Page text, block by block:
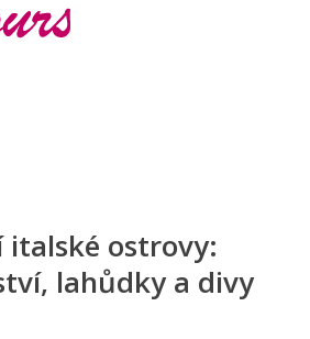
italské ostrovy:
lahůdky a divy